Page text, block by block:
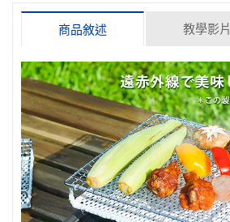
商品敘述 教學影片